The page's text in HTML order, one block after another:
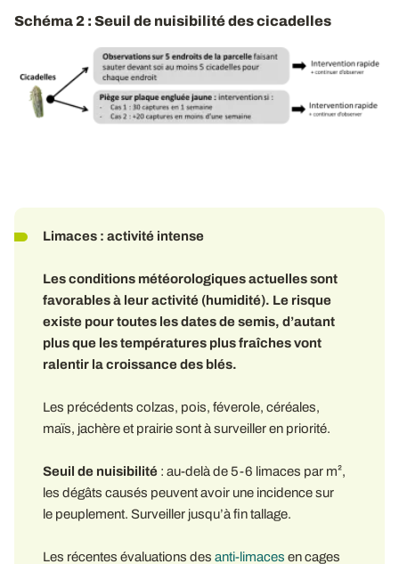
Schéma 2 : Seuil de nuisibilité des cicadelles
Limaces : activité intense
Les conditions météorologiques actuelles sont
favorables à leur activité (humidité). Le risque
existe pour toutes les dates de semis, d’autant
plus que les températures plus fraîches vont
ralentir la croissance des blés.
Les précédents colzas, pois, féverole, céréales,
maïs, jachère et prairie sont à surveiller en priorité.
Seuil de nuisibilité : au-delà de 5-6 limaces par m²,
les dégâts causés peuvent avoir une incidence sur
le peuplement. Surveiller jusqu’à fin tallage.
Les récentes évaluations des anti-limaces en cages